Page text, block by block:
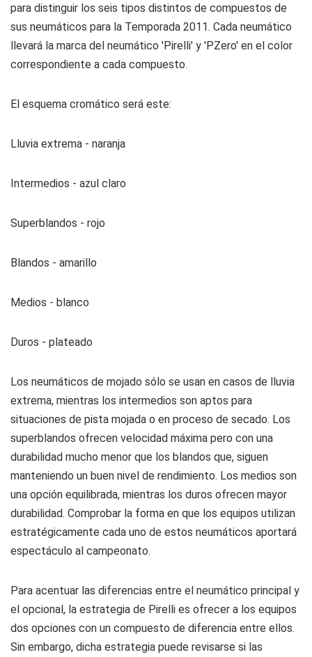
para distinguir los seis tipos distintos de compuestos de
sus neumáticos para la Temporada 2011. Cada neumático
llevará la marca del neumático 'Pirelli' y 'PZero' en el color
correspondiente a cada compuesto.
El esquema cromático será este:
Lluvia extrema - naranja
Intermedios - azul claro
Superblandos - rojo
Blandos - amarillo
Medios - blanco
Duros - plateado
Los neumáticos de mojado sólo se usan en casos de lluvia
extrema, mientras los intermedios son aptos para
situaciones de pista mojada o en proceso de secado. Los
superblandos ofrecen velocidad máxima pero con una
durabilidad mucho menor que los blandos que, siguen
manteniendo un buen nivel de rendimiento. Los medios son
una opción equilibrada, mientras los duros ofrecen mayor
durabilidad. Comprobar la forma en que los equipos utilizan
estratégicamente cada uno de estos neumáticos aportará
espectáculo al campeonato.
Para acentuar las diferencias entre el neumático principal y
el opcional, la estrategia de Pirelli es ofrecer a los equipos
dos opciones con un compuesto de diferencia entre ellos.
Sin embargo, dicha estrategia puede revisarse si las